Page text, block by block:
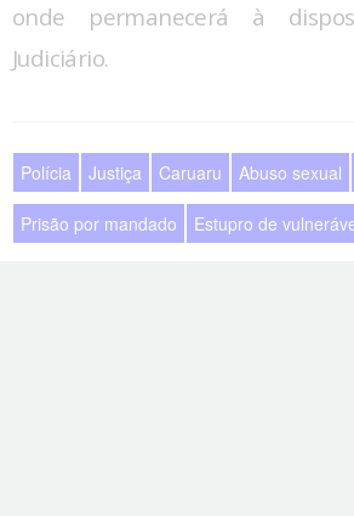
onde permanecerá à
Judiciário.
Polícia Justiça Caruaru Abuso sexual
Prisão por mandado Estupro de